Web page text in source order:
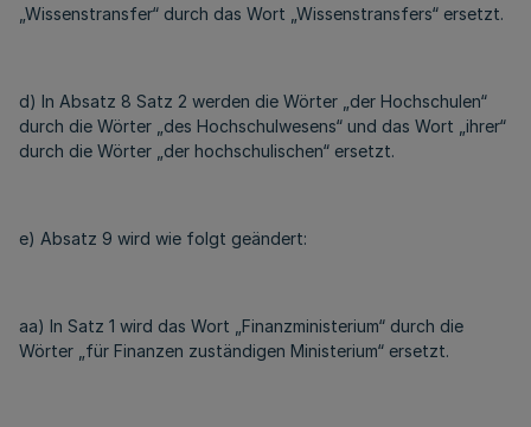
„Wissenstransfer“ durch das Wort „Wissenstransfers“ ersetzt.
d) In Absatz 8 Satz 2 werden die Wörter „der Hochschulen“
durch die Wörter „des Hochschulwesens“ und das Wort „ihrer“
durch die Wörter „der hochschulischen“ ersetzt.
e) Absatz 9 wird wie folgt geändert:
aa) In Satz 1 wird das Wort „Finanzministerium“ durch die
Wörter „für Finanzen zuständigen Ministerium“ ersetzt.